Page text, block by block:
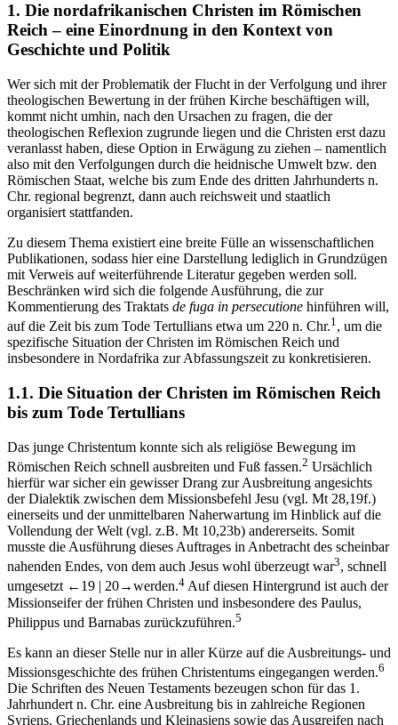
1. Die nordafrikanischen Christen im Römischen
Reich – eine Einordnung in den Kontext von
Geschichte und Politik
Wer sich mit der Problematik der Flucht in der Verfolgung und ihrer
theologischen Bewertung in der frühen Kirche beschäftigen will,
kommt nicht umhin, nach den Ursachen zu fragen, die der
theologischen Reflexion zugrunde liegen und die Christen erst dazu
veranlasst haben, diese Option in Erwägung zu ziehen – namentlich
also mit den Verfolgungen durch die heidnische Umwelt bzw. den
Römischen Staat, welche bis zum Ende des dritten Jahrhunderts n.
Chr. regional begrenzt, dann auch reichsweit und staatlich
organisiert stattfanden.
Zu diesem Thema existiert eine breite Fülle an wissenschaftlichen
Publikationen, sodass hier eine Darstellung lediglich in Grundzügen
mit Verweis auf weiterführende Literatur gegeben werden soll.
Beschränken wird sich die folgende Ausführung, die zur
Kommentierung des Traktats de fuga in persecutione hinführen will,
auf die Zeit bis zum Tode Tertullians etwa um 220 n. Chr.1 , um die
spezifische Situation der Christen im Römischen Reich und
insbesondere in Nordafrika zur Abfassungszeit zu konkretisieren.
1.1. Die Situation der Christen im Römischen Reich
bis zum Tode Tertullians
Das junge Christentum konnte sich als religiöse Bewegung im
Römischen Reich schnell ausbreiten und Fuß fassen.2 Ursächlich
hierfür war sicher ein gewisser Drang zur Ausbreitung angesichts
der Dialektik zwischen dem Missionsbefehl Jesu (vgl. Mt 28,19f.)
einerseits und der unmittelbaren Naherwartung im Hinblick auf die
Vollendung der Welt (vgl. z.B. Mt 10,23b) andererseits. Somit
musste die Ausführung dieses Auftrages in Anbetracht des scheinbar
nahenden Endes, von dem auch Jesus wohl überzeugt war3, schnell
umgesetzt ←19 | 20→werden.4 Auf diesen Hintergrund ist auch der
Missionseifer der frühen Christen und insbesondere des Paulus,
Philippus und Barnabas zurückzuführen.5
Es kann an dieser Stelle nur in aller Kürze auf die Ausbreitungs- und
Missionsgeschichte des frühen Christentums eingegangen werden.6
Die Schriften des Neuen Testaments bezeugen schon für das 1.
Jahrhundert n. Chr. eine Ausbreitung bis in zahlreiche Regionen
Syriens, Griechenlands und Kleinasiens sowie das Ausgreifen nach